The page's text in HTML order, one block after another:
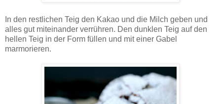
In den restlichen Teig den Kakao und die Milch geben und
alles gut miteinander verrühren. Den dunklen Teig auf den
hellen Teig in der Form füllen und mit einer Gabel
marmorieren.